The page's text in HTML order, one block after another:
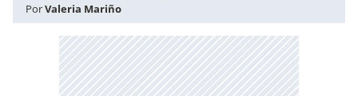
PorValeria Mariño